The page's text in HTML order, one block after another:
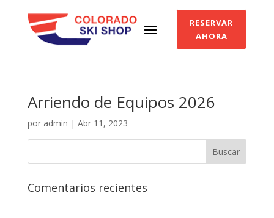
RESERVAR
AHORA
Arriendo de Equipos 2026
por admin | Abr 11, 2023
Comentarios recientes